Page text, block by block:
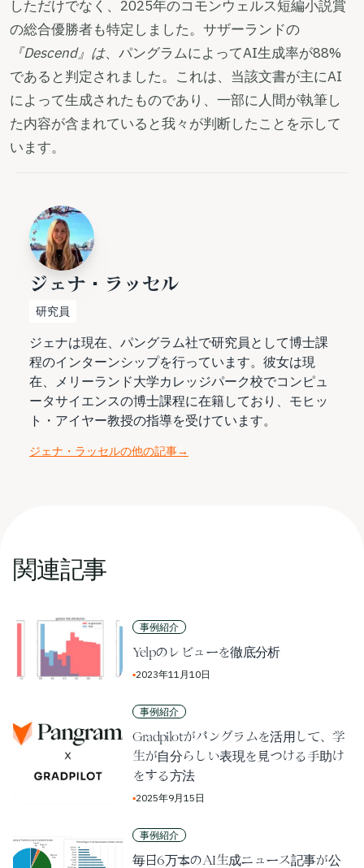
しただけでなく、2025年のコモンウェルス短編小説賞
の総合優勝者も特定しました。サザーランドの
『Descend』は、パングラムによってAI生成率が88%
であると判定されました。これは、当該文書が主にAI
によって生成されたものであり、一部に人間が執筆し
た内容が含まれていると我々が判断したことを示して
います。
ジェナ・ラッセル
研究員
ジェナは現在、パングラム社で研究員として博士課
程のインターンシップを行っています。彼女は現
在、メリーランド大学カレッジパーク校でコンピュ
ータサイエンスの博士課程に在籍しており、モヒッ
ト・アイヤー教授の指導を受けています。
ジェナ・ラッセルの他の記事→
関連記事
事例紹介
Yelpのレビューを徹底分析
▪2023年11月10日
事例紹介
Gradpilotがパングラムを活用して、学
生が自分らしい表現を見つける手助け
をする方法
▪2025年9月15日
事例紹介
毎日6万本のAI生成ニュース記事が公